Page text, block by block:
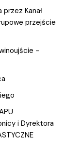
Kanał
przejście
-
i Dyrektora